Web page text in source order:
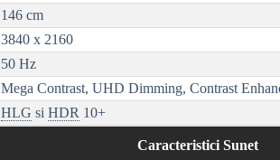
146 cm
3840 x 2160
50 Hz
Mega Contrast, UHD Dimming, Contrast
HLG siHDR 10+
Caracteristici Sunet